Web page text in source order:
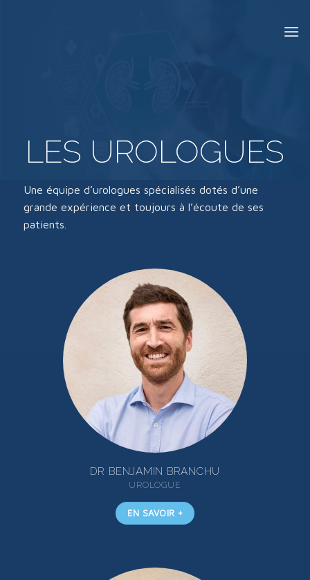
LES UROLOGUES
Une équipe d’urologues spécialisés dotés d’une
grande expérience et toujours à l’écoute de ses
patients.
DR BENJAMIN BRANCHU
UROLOGUE
EN SAVOIR +